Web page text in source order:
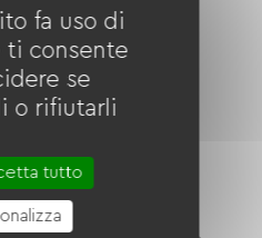
Via Verde
Area pic-nic
fa uso di
ti consente
se
o rifiutarli
tutto